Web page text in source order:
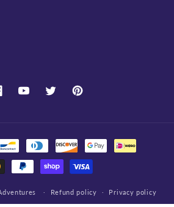
YouTubeTwitterPinterest
Refund policy Privacy policy